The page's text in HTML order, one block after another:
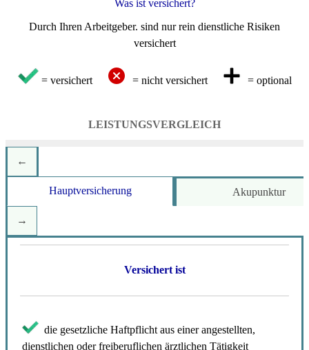
Was ist versichert?
Durch Ihren Arbeitgeber. sind nur rein dienstliche Risiken
versichert
= versichert = nicht versichert = optional
LEISTUNGSVERGLEICH
Hauptversicherung Akupunktur
Versichert ist
die gesetzliche Haftpflicht aus einer angestellten,
dienstlichen oder freiberuflichen ärztlichen Tätigkeit